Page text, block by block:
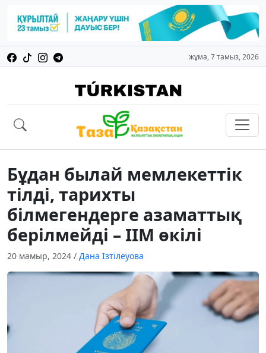
жұма, 7 тамыз, 2026
Бұдан былай мемлекеттік
тілді, тарихты
білмегендерге азаматтық
берілмейді – ІІМ өкілі
20 мамыр, 2024 / Дана Ізтілеуова